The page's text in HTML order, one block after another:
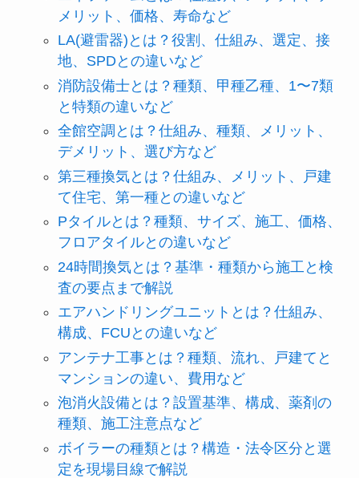
メリット、価格、寿命など
LA(避雷器)とは？役割、仕組み、選定、接
地、SPDとの違いなど
消防設備士とは？種類、甲種乙種、1〜7類
と特類の違いなど
全館空調とは？仕組み、種類、メリット、
デメリット、選び方など
第三種換気とは？仕組み、メリット、戸建
て住宅、第一種との違いなど
Pタイルとは？種類、サイズ、施工、価格、
フロアタイルとの違いなど
24時間換気とは？基準・種類から施工と検
査の要点まで解説
エアハンドリングユニットとは？仕組み、
構成、FCUとの違いなど
アンテナ工事とは？種類、流れ、戸建てと
マンションの違い、費用など
泡消火設備とは？設置基準、構成、薬剤の
種類、施工注意点など
ボイラーの種類とは？構造・法令区分と選
定を現場目線で解説